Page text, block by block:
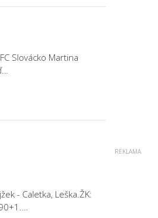
Slovácko Martina
- Caletka, Leška.ŽK: